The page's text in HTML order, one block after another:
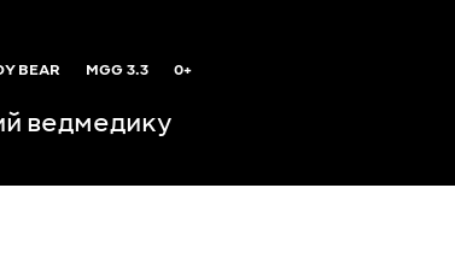
BEAR MGG3.3 0+
ведмедику